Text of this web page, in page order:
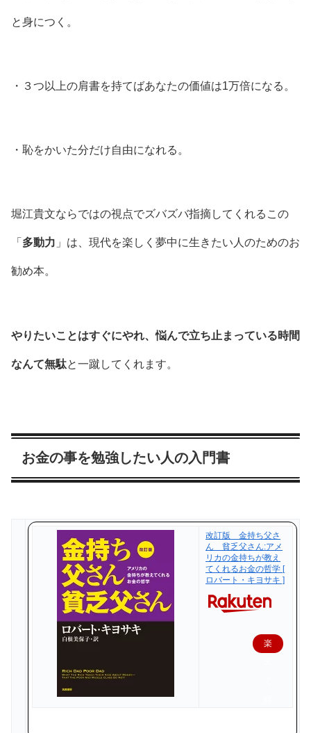
と身につく。
・３つ以上の肩書を持てばあなたの価値は1万倍になる。
・恥をかいた分だけ自由になれる。
堀江貴文ならではの視点でズバズバ指摘してくれるこの
「 多動力 」は、現代を楽しく夢中に生きたい人のためのお
勧め本。
やりたいことはすぐにやれ、悩んで立ち止まっている時間
なんて無駄と一蹴してくれます。
お金の事を勉強したい人の入門書
改訂版 金持ち父さ
ん 貧乏父さん:アメ
リカの金持ちが教え
てくれるお金の哲学 [
ロバート・キヨサキ ]
楽